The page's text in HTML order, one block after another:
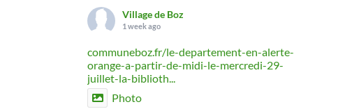
Village de Boz
1 week ago
communeboz.fr/le-departement-en-alerte-
orange-a-partir-de-midi-le-mercredi-29-
juillet-la-biblioth...
Photo